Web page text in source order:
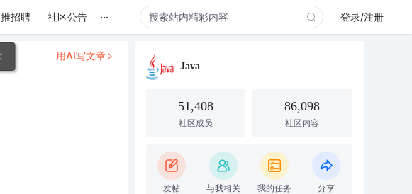
招聘 社区公告 ... 登录/注册
用AI写文章
Java
51,408
社区成员
86,098
社区内容
发帖 与我相关 我的任务 分享